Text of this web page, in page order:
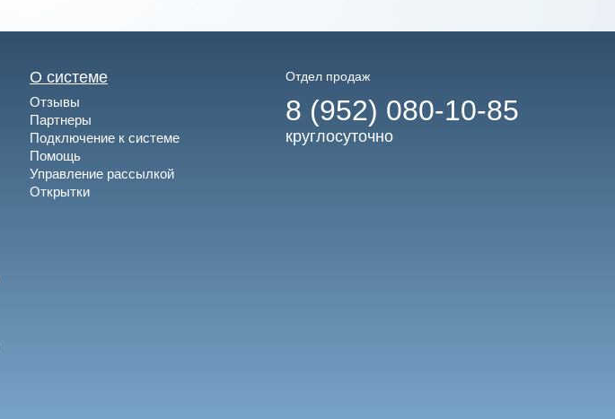
О системе
Отзывы
Партнеры
Подключение к системе
Помощь
Управление рассылкой
Открытки
Отдел продаж
8 (952) 080-10-85
круглосуточно